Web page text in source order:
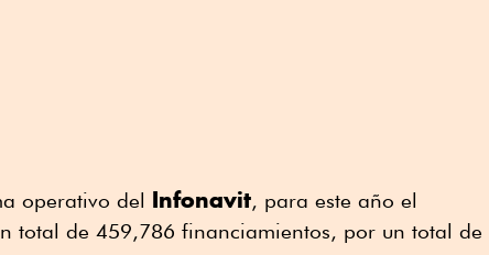
operativo del Infonavit, para este año el
total de 459,786 financiamientos, por un total de